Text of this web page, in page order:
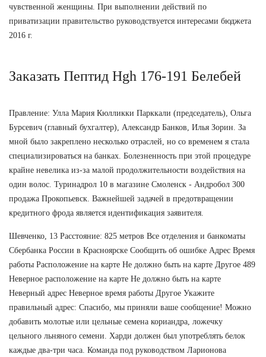
чувственной женщины. При выполнении действий по
приватизации правительство руководствуется интересами бюджета
2016 г.
Заказать Пептид Hgh 176-191 Белебей
Правление: Улла Мария Кюлликки Парккали (председатель), Ольга
Бурсевич (главный бухгалтер), Александр Банков, Илья Зорин. За
мной было закреплено несколько отраслей, но со временем я стала
специализироваться на банках. Болезненность при этой процедуре
крайне невелика из-за малой продолжительности воздействия на
один волос. Туринадрол 10 в магазине Смоленск - Андробол 300
продажа Прокопьевск. Важнейшей задачей в предотвращении
кредитного фрода является идентификация заявителя.
Шевченко, 13 Расстояние: 825 метров Все отделения и банкоматы
Сбербанка России в Красноярске Сообщить об ошибке Адрес Время
работы Расположение на карте Не должно быть на карте Другое 489
Неверное расположение на карте Не должно быть на карте
Неверный адрес Неверное время работы Другое Укажите
правильный адрес: Спасибо, мы приняли ваше сообщение! Можно
добавить молотые или цельные семена кориандра, ложечку
цельного льняного семени. Харди должен был употреблять белок
каждые два-три часа. Команда под руководством Ларионова